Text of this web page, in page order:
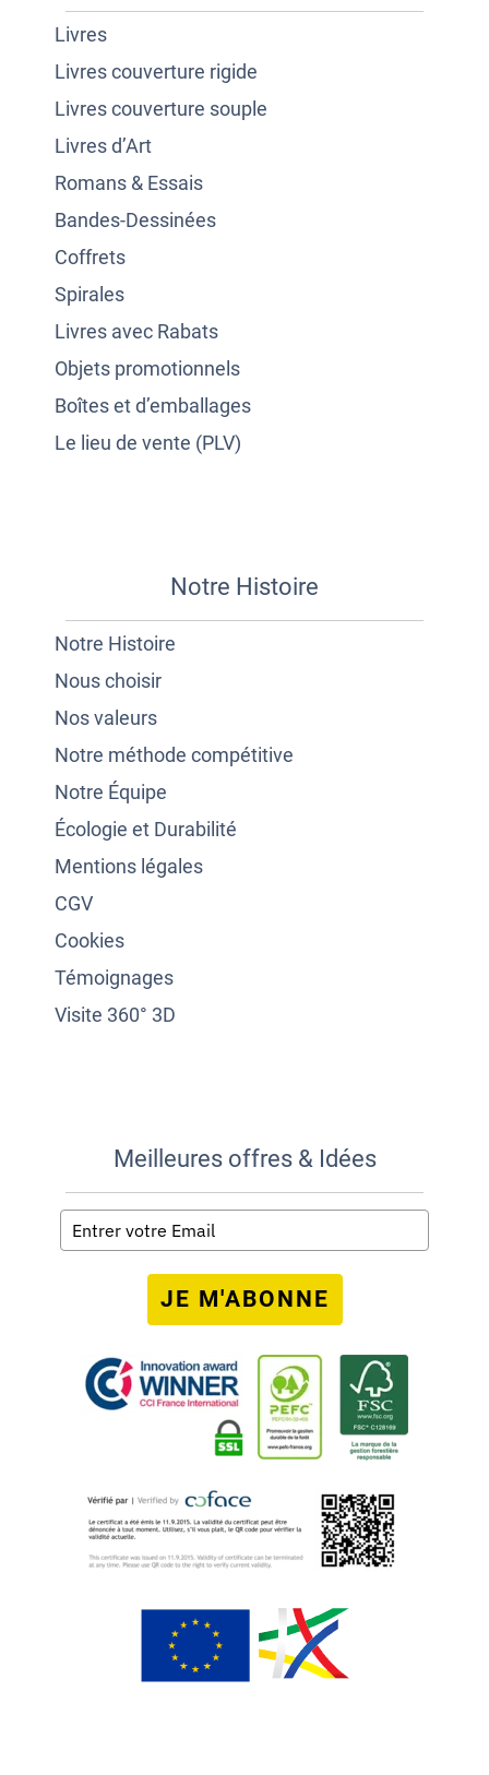
Livres
Livres couverture rigide
Livres couverture souple
Livres d’Art
Romans & Essais
Bandes-Dessinées
Coffrets
Spirales
Livres avec Rabats
Objets promotionnels
Boîtes et d’emballages
Le lieu de vente (PLV)
Notre Histoire
Notre Histoire
Nous choisir
Nos valeurs
Notre méthode compétitive
Notre Équipe
Écologie et Durabilité
Mentions légales
CGV
Cookies
Témoignages
Visite 360° 3D
Meilleures offres & Idées
JE M'ABONNE